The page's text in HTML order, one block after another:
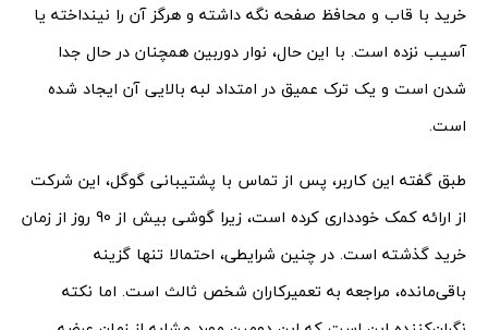
خرید با قاب و محافظ صفحه نگه داشته و هرگز آن را نینداخته یا
آسیب نزده است. با این حال، نوار دوربین همچنان در حال جدا
شدن است و یک ترک عمیق در امتداد لبه بالایی آن ایجاد شده
است.
طبق گفته این کاربر، پس از تماس با پشتیبانی گوگل، این شرکت
از ارائه کمک خودداری کرده است، زیرا گوشی بیش از 90 روز از زمان
خرید گذشته است. در چنین شرایطی، احتمالا تنها گزینه
باقی‌مانده، مراجعه به تعمیرکاران شخص ثالث است. اما نکته